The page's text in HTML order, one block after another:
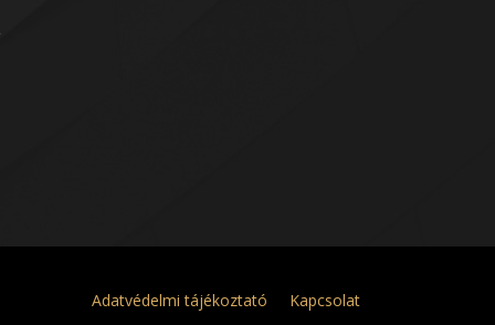
Adatvédelmi tájékoztató Kapcsolat